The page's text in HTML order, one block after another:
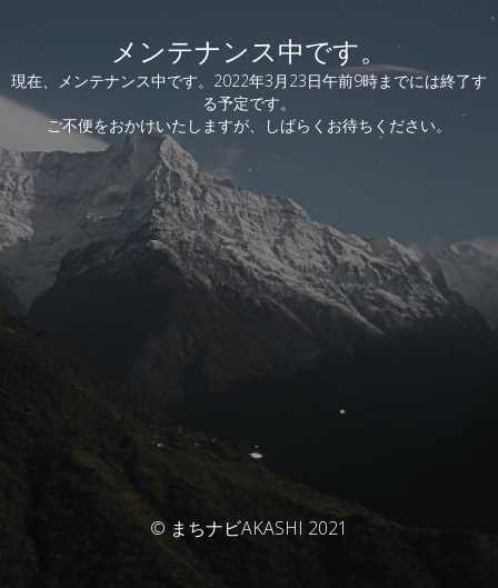
メンテナンス中です。
現在、メンテナンス中です。2022年3月23日午前9時までには終了す
る予定です。
ご不便をおかけいたしますが、しばらくお待ちください。
© まちナビAKASHI 2021